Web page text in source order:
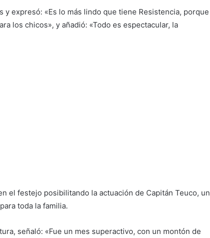
expresó: «Es lo más lindo que tiene Resistencia, porque
los chicos», y añadió: «Todo es espectacular, la
el festejo posibilitando la actuación de Capitán Teuco, un
toda la familia.
señaló: «Fue un mes superactivo, con un montón de